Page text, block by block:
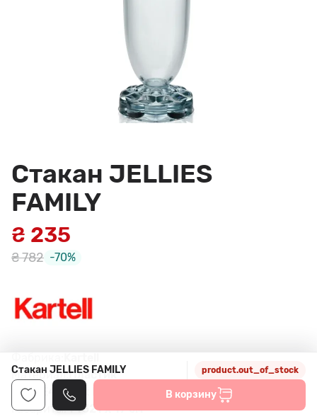
Стакан JELLIES
FAMILY
₴ 235
₴ 782 -70%
Материал:Пластик
Цвет:
E4/llight blue
Габариты:44321 x 17 см
Стакан JELLIES FAMILY product.out_of_stock
В корзину